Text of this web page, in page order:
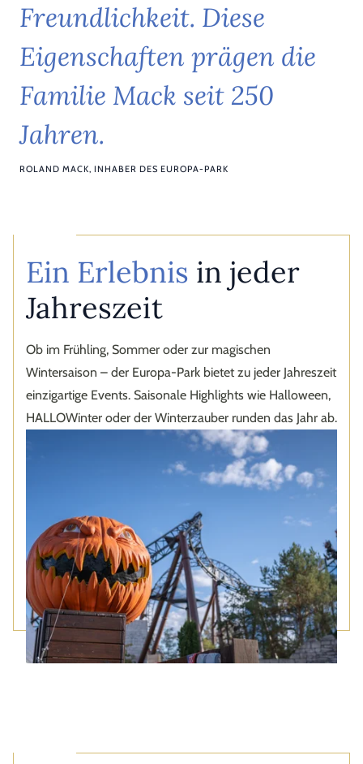
Freundlichkeit. Diese
Eigenschaften prägen die
Familie Mack seit 250
Jahren.
ROLAND MACK, INHABER DES EUROPA-PARK
Ein Erlebnis in jeder
Jahreszeit
Ob im Frühling, Sommer oder zur magischen
Wintersaison – der Europa-Park bietet zu jeder Jahreszeit
einzigartige Events. Saisonale Highlights wie Halloween,
HALLOWinter oder der Winterzauber runden das Jahr ab.